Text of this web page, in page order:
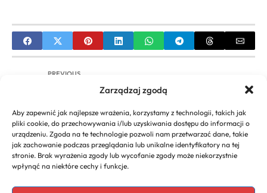
Zarządzaj zgodą
Aby zapewnić jak najlepsze wrażenia, korzystamy z technologii, takich jak
pliki cookie, do przechowywania i/lub uzyskiwania dostępu do informacji o
urządzeniu. Zgoda na te technologie pozwoli nam przetwarzać dane, takie
jak zachowanie podczas przeglądania lub unikalne identyfikatory na tej
stronie. Brak wyrażenia zgody lub wycofanie zgody może niekorzystnie
wpłynąć na niektóre cechy i funkcje.
PREVIOUS
Zasady Savoir Vivre w Biznesie: Kompletny
NEXT
Konto Firmowe PKO BP: Pełny Przewodnik po
Ofercie, Opłatach i Procesie Otwierania